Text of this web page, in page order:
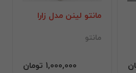
مانتو لینن مدل زارا
مانتو
1,000,000 تومان